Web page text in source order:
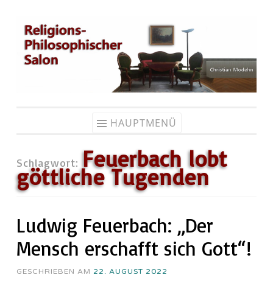
Zum
Inhalt
springen
HAUPTMENÜ
Schlagwort: Feuerbach lobt
göttliche Tugenden
Ludwig Feuerbach: „Der
Mensch erschafft sich Gott“!
GESCHRIEBEN AM 22. AUGUST 2022